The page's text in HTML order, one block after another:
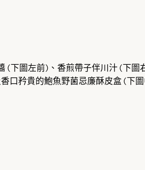
(下圖左前)、香煎帶子伴川汁 (下
口矜貴的鮑魚野菌忌廉酥皮盒 (下